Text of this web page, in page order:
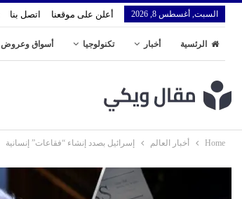
السبت, أغسطس 8, 2026 أعلن على موقعنا اتصل بنا
الرئسية أخبار تكنولوجيا أسواق وعروض
Home أخبار العالم إسرائيل بصدد إنشاء “فقاعات” إنسانية